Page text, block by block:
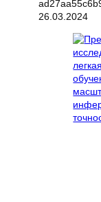
26.03.2024